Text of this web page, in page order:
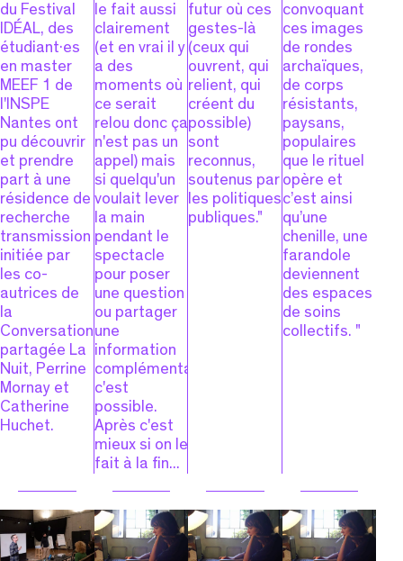
du Festival
IDÉAL, des
étudiant·es
en master
MEEF 1 de
l'INSPE
Nantes ont
pu découvrir
et prendre
part à une
résidence de
recherche
transmission
initiée par
les co-
autrices de
la
Conversation
partagée La
Nuit, Perrine
Mornay et
Catherine
Huchet.
le fait aussi
clairement
(et en vrai il y
a des
moments où
ce serait
relou donc ça
n'est pas un
appel) mais
si quelqu'un
voulait lever
la main
pendant le
spectacle
pour poser
une question
ou partager
une
information
complémentaire,
c'est
possible.
Après c'est
mieux si on le
fait à la fin...
futur où ces
gestes-là
(ceux qui
ouvrent, qui
relient, qui
créent du
possible)
sont
reconnus,
soutenus par
les politiques
publiques."
convoquant
ces images
de rondes
archaïques,
de corps
résistants,
paysans,
populaires
que le rituel
opère et
c’est ainsi
qu’une
chenille, une
farandole
deviennent
des espaces
de soins
collectifs. "